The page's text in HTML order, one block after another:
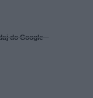
do Google